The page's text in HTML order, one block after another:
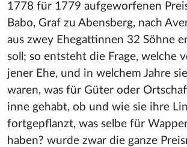
1778 für 1779 aufgeworfenen
Babo, Graf zu Abensberg, nach
aus zwey Ehegattinnen 32 Söhne
soll; so entsteht die Frage, welche
jener Ehe, und in welchem Jahre
waren, was für Güter oder
inne gehabt, ob und wie sie ihre
fortgepflanzt, was selbe für
haben? wurde zwar die ganze